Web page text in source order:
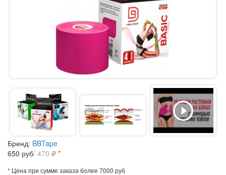
Бренд: BBTape
650 руб/ 470 *
* Цена при сумме заказа более 7000 руб